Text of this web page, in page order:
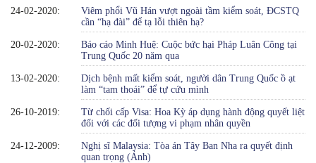
24-02-2020:
Viêm phổi Vũ Hán vượt ngoài tầm kiểm soát, ĐCSTQ
cần “hạ đài” để tạ lỗi thiên hạ?
20-02-2020:
Báo cáo Minh Huệ: Cuộc bức hại Pháp Luân Công tại
Trung Quốc 20 năm qua
13-02-2020:
Dịch bệnh mất kiểm soát, người dân Trung Quốc ồ ạt
làm “tam thoái” để tự cứu mình
26-10-2019:
Từ chối cấp Visa: Hoa Kỳ áp dụng hành động quyết liệt
đối với các đối tượng vi phạm nhân quyền
24-12-2009:
Nghị sĩ Malaysia: Tòa án Tây Ban Nha ra quyết định
quan trọng (Ảnh)